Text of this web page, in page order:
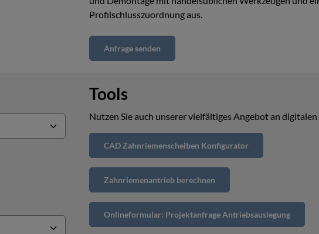
Profilschlusszuordnung aus.
Anfrage senden
Tools
Nutzen Sie auch unserer vielfältiges Angebot an digitalen
CAD Zahnriemenscheiben Konfigurator
Zahnriemenantrieb berechnen
Onlineformular: Projektanfrage Antriebsauslegung